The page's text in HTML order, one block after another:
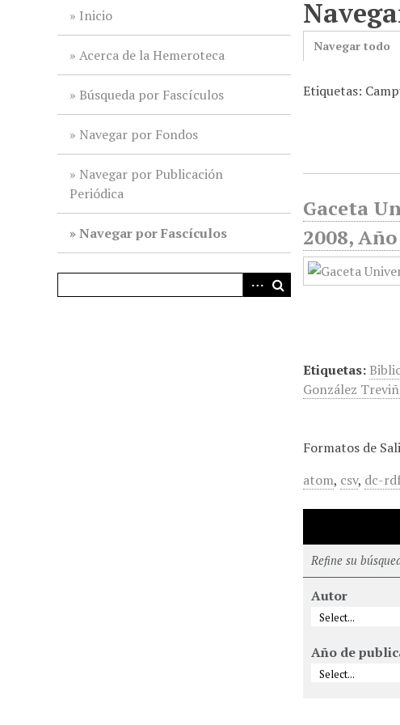
Inicio
Acerca de la Hemeroteca
Búsqueda por Fascículos
Navegar por Fondos
Navegar por Publicación
Periódica
Navegar por Fascículos
Navegar todo
Etiquetas:
Gaceta
2008,
Etiquetas:
González
Formatos de
atom, csv, dc-
Refine su
Autor
Año de